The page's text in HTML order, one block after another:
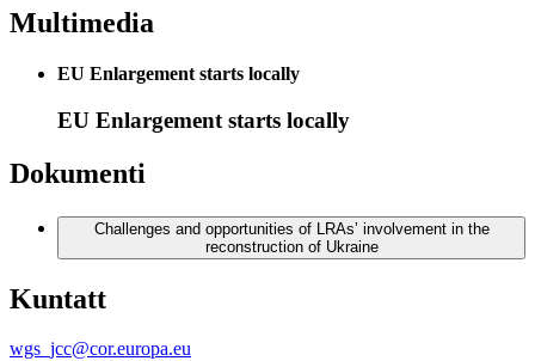
Multimedia
EU Enlargement starts locally
EU Enlargement starts locally
Dokumenti
Challenges and opportunities of LRAs’ involvement in the
reconstruction of Ukraine
Kuntatt
wgs_jcc@cor.europa.eu